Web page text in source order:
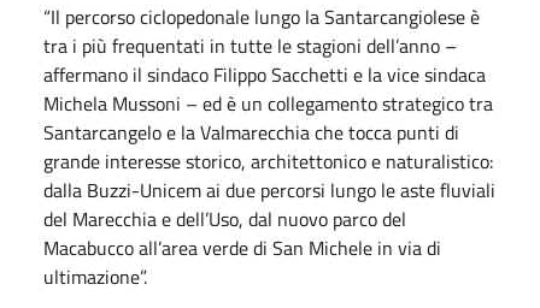
“Il percorso ciclopedonale lungo la Santarcangiolese è
tra i più frequentati in tutte le stagioni dell’anno –
affermano il sindaco Filippo Sacchetti e la vice sindaca
Michela Mussoni – ed è un collegamento strategico tra
Santarcangelo e la Valmarecchia che tocca punti di
grande interesse storico, architettonico e naturalistico:
dalla Buzzi-Unicem ai due percorsi lungo le aste fluviali
del Marecchia e dell’Uso, dal nuovo parco del
Macabucco all’area verde di San Michele in via di
ultimazione”.